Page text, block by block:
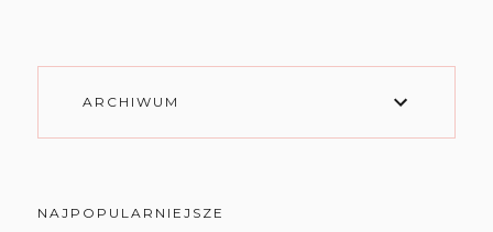
ARCHIWUM
NAJPOPULARNIEJSZE